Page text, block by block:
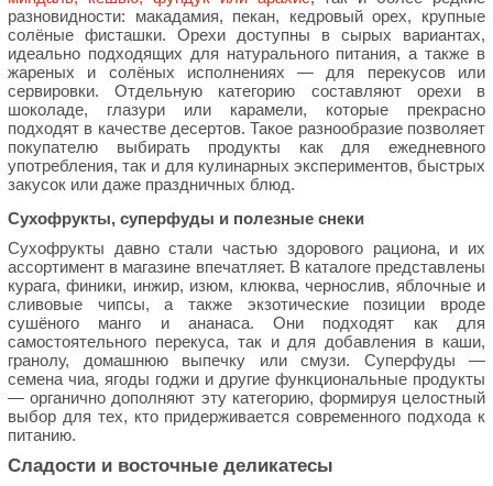
разновидности: макадамия, пекан, кедровый орех, крупные
солёные фисташки. Орехи доступны в сырых вариантах,
идеально подходящих для натурального питания, а также в
жареных и солёных исполнениях — для перекусов или
сервировки. Отдельную категорию составляют орехи в
шоколаде, глазури или карамели, которые прекрасно
подходят в качестве десертов. Такое разнообразие позволяет
покупателю выбирать продукты как для ежедневного
употребления, так и для кулинарных экспериментов, быстрых
закусок или даже праздничных блюд.
Сухофрукты, суперфуды и полезные снеки
Сухофрукты давно стали частью здорового рациона, и их
ассортимент в магазине впечатляет. В каталоге представлены
курага, финики, инжир, изюм, клюква, чернослив, яблочные и
сливовые чипсы, а также экзотические позиции вроде
сушёного манго и ананаса. Они подходят как для
самостоятельного перекуса, так и для добавления в каши,
гранолу, домашнюю выпечку или смузи. Суперфуды —
семена чиа, ягоды годжи и другие функциональные продукты
— органично дополняют эту категорию, формируя целостный
выбор для тех, кто придерживается современного подхода к
питанию.
Сладости и восточные деликатесы